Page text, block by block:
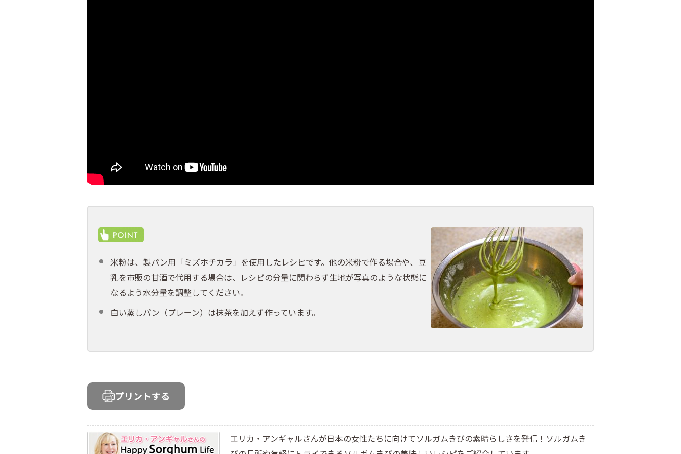
米粉は、製パン用「ミズホチカラ」を使用したレシピです。他の米粉で作る場合や、豆
乳を市販の甘酒で代用する場合は、レシピの分量に関わらず生地が写真のような状態に
なるよう水分量を調整してください。
白い蒸しパン（プレーン）は抹茶を加えず作っています。
プリントする
エリカ・アンギャルさんが日本の女性たちに向けてソルガムきびの素晴らしさを発信！ソルガムき